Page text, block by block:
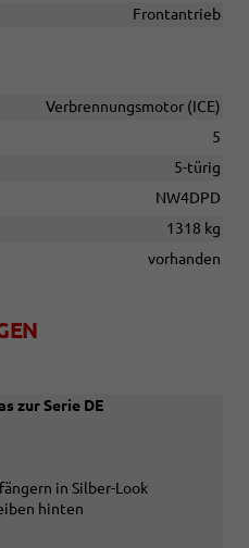
Frontantrieb
Verbrennungsmotor (ICE)
5
5-türig
NW4DPD
1318 kg
vorhanden
zur Serie DE
in Silber-Look
hinten